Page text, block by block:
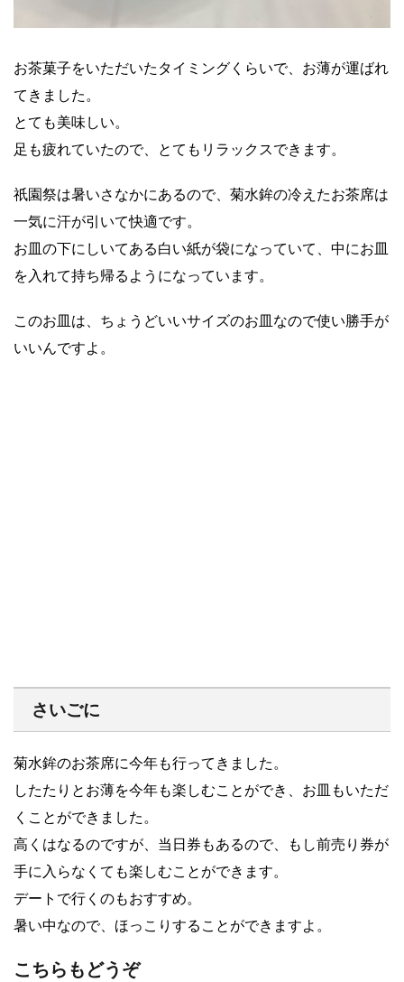
お茶菓子をいただいたタイミングくらいで、お薄が運ばれ
てきました。
とても美味しい。
足も疲れていたので、とてもリラックスできます。
祇園祭は暑いさなかにあるので、菊水鉾の冷えたお茶席は
一気に汗が引いて快適です。
お皿の下にしいてある白い紙が袋になっていて、中にお皿
を入れて持ち帰るようになっています。
このお皿は、ちょうどいいサイズのお皿なので使い勝手が
いいんですよ。
さいごに
菊水鉾のお茶席に今年も行ってきました。
したたりとお薄を今年も楽しむことができ、お皿もいただ
くことができました。
高くはなるのですが、当日券もあるので、もし前売り券が
手に入らなくても楽しむことができます。
デートで行くのもおすすめ。
暑い中なので、ほっこりすることができますよ。
こちらもどうぞ